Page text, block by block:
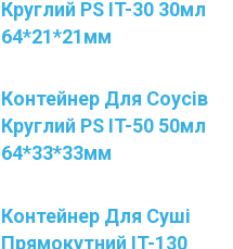
Круглий PS IT-30 30мл
64*21*21мм
Контейнер Для Соусів
Круглий PS IT-50 50мл
64*33*33мм
Контейнер Для Суші
Прямокутний IT-130